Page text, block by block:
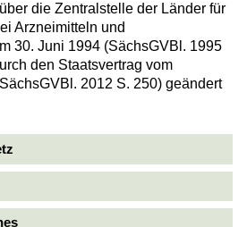
die Zentralstelle der Länder für
Arzneimitteln und
30. Juni 1994 (SächsGVBl. 1995
den Staatsvertrag vom
2012 S. 250) geändert